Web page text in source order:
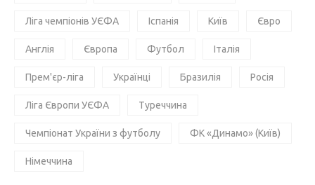
Ліга чемпіонів УЄФА Іспанія Київ Євро
Англія Європа Футбол Італія
Прем'єр-ліга Українці Бразилія Росія
Ліга Європи УЄФА Туреччина
Чемпіонат України з футболу ФК «Динамо» (Київ)
Німеччина